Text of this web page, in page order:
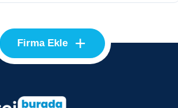
Firma Ekle +